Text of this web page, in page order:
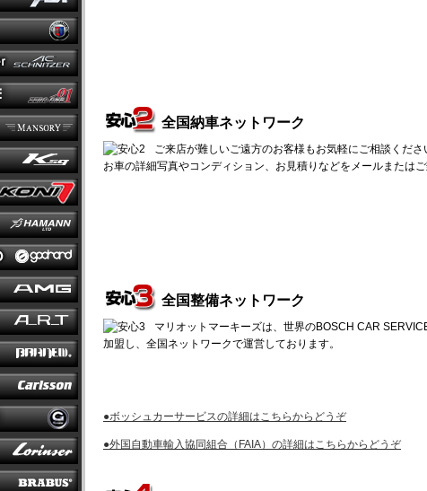
全国納車ネットワーク
ご来店が難しいご遠方のお客様もお気軽にご相談くださ
お車の詳細写真やコンディション、お見積りなどをメールまたは
全国整備ネットワーク
マリオットマーキーズは、世界のBOSCH CAR
加盟し、全国ネットワークで運営しております。
●ボッシュカーサービスの詳細はこちらからどうぞ
●外国自動車輸入協同組合（FAIA）の詳細はこちらからどうぞ